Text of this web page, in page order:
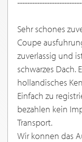
Sehr schones
Coupe
zuverlassig und
schwarzes
hollandisches
Einfach zu
bezahlen kein
Transport.
Wir konnen das